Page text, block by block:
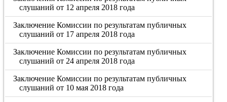
слушаний от 12 апреля 2018 года
Заключение Комиссии по результатам публичных
слушаний от 17 апреля 2018 года
Заключение Комиссии по результатам публичных
слушаний от 24 апреля 2018 года
Заключение Комиссии по результатам публичных
слушаний от 10 мая 2018 года